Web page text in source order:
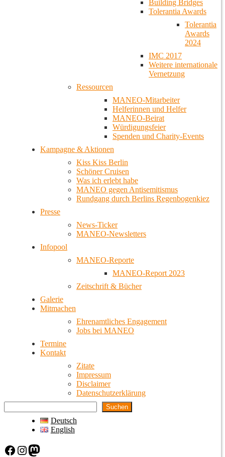
Building Bridges
Tolerantia Awards
Tolerantia
Awards
2024
IMC 2017
Weitere internationale
Vernetzung
Ressourcen
MANEO-Mitarbeiter
Helferinnen und Helfer
MANEO-Beirat
Würdigungsfeier
Spenden und Charity-Events
Kampagne & Aktionen
Kiss Kiss Berlin
Schöner Cruisen
Was ich erlebt habe
MANEO gegen Antisemitismus
Rundgang durch Berlins Regenbogenkiez
Presse
News-Ticker
MANEO-Newsletters
Infopool
MANEO-Reporte
MANEO-Report 2023
Zeitschrift & Bücher
Galerie
Mitmachen
Ehrenamtliches Engagement
Jobs bei MANEO
Termine
Kontakt
Zitate
Impressum
Disclaimer
Datenschutzerklärung
Suchen
Deutsch
English
Facebook Instagram Mastodon